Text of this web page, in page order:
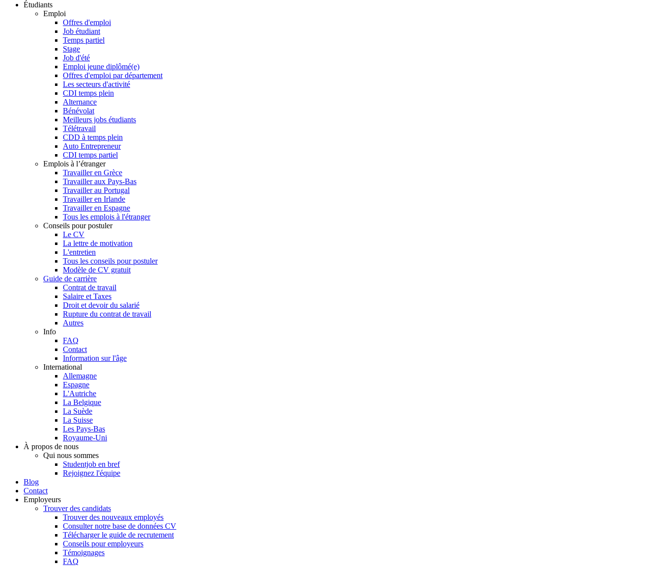
Étudiants
Emploi
Offres d'emploi
Job étudiant
Temps partiel
Stage
Job d'été
Emploi jeune diplômé(e)
Offres d'emploi par département
Les secteurs d'activité
CDI temps plein
Alternance
Bénévolat
Meilleurs jobs étudiants
Télétravail
CDD à temps plein
Auto Entrepreneur
CDI temps partiel
Emplois à l’étranger
Travailler en Grèce
Travailler aux Pays-Bas
Travailler au Portugal
Travailler en Irlande
Travailler en Espagne
Tous les emplois à l'étranger
Conseils pour postuler
Le CV
La lettre de motivation
L'entretien
Tous les conseils pour postuler
Modèle de CV gratuit
Guide de carrière
Contrat de travail
Salaire et Taxes
Droit et devoir du salarié
Rupture du contrat de travail
Autres
Info
FAQ
Contact
Information sur l'âge
International
Allemagne
Espagne
L'Autriche
La Belgique
La Suède
La Suisse
Les Pays-Bas
Royaume-Uni
À propos de nous
Qui nous sommes
Studentjob en bref
Rejoignez l'équipe
Blog
Contact
Employeurs
Trouver des candidats
Trouver des nouveaux employés
Consulter notre base de données CV
Télécharger le guide de recrutement
Conseils pour employeurs
Témoignages
FAQ